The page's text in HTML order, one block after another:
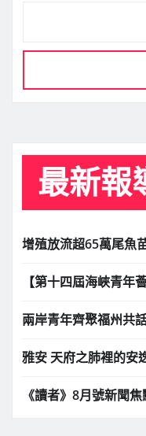
最新報
增殖放流超65萬尾魚
【第十四屆海峽青年
兩岸青年齊聚福州共
雅安 天府之肺裡的安
《讀者》8月號新聞焦